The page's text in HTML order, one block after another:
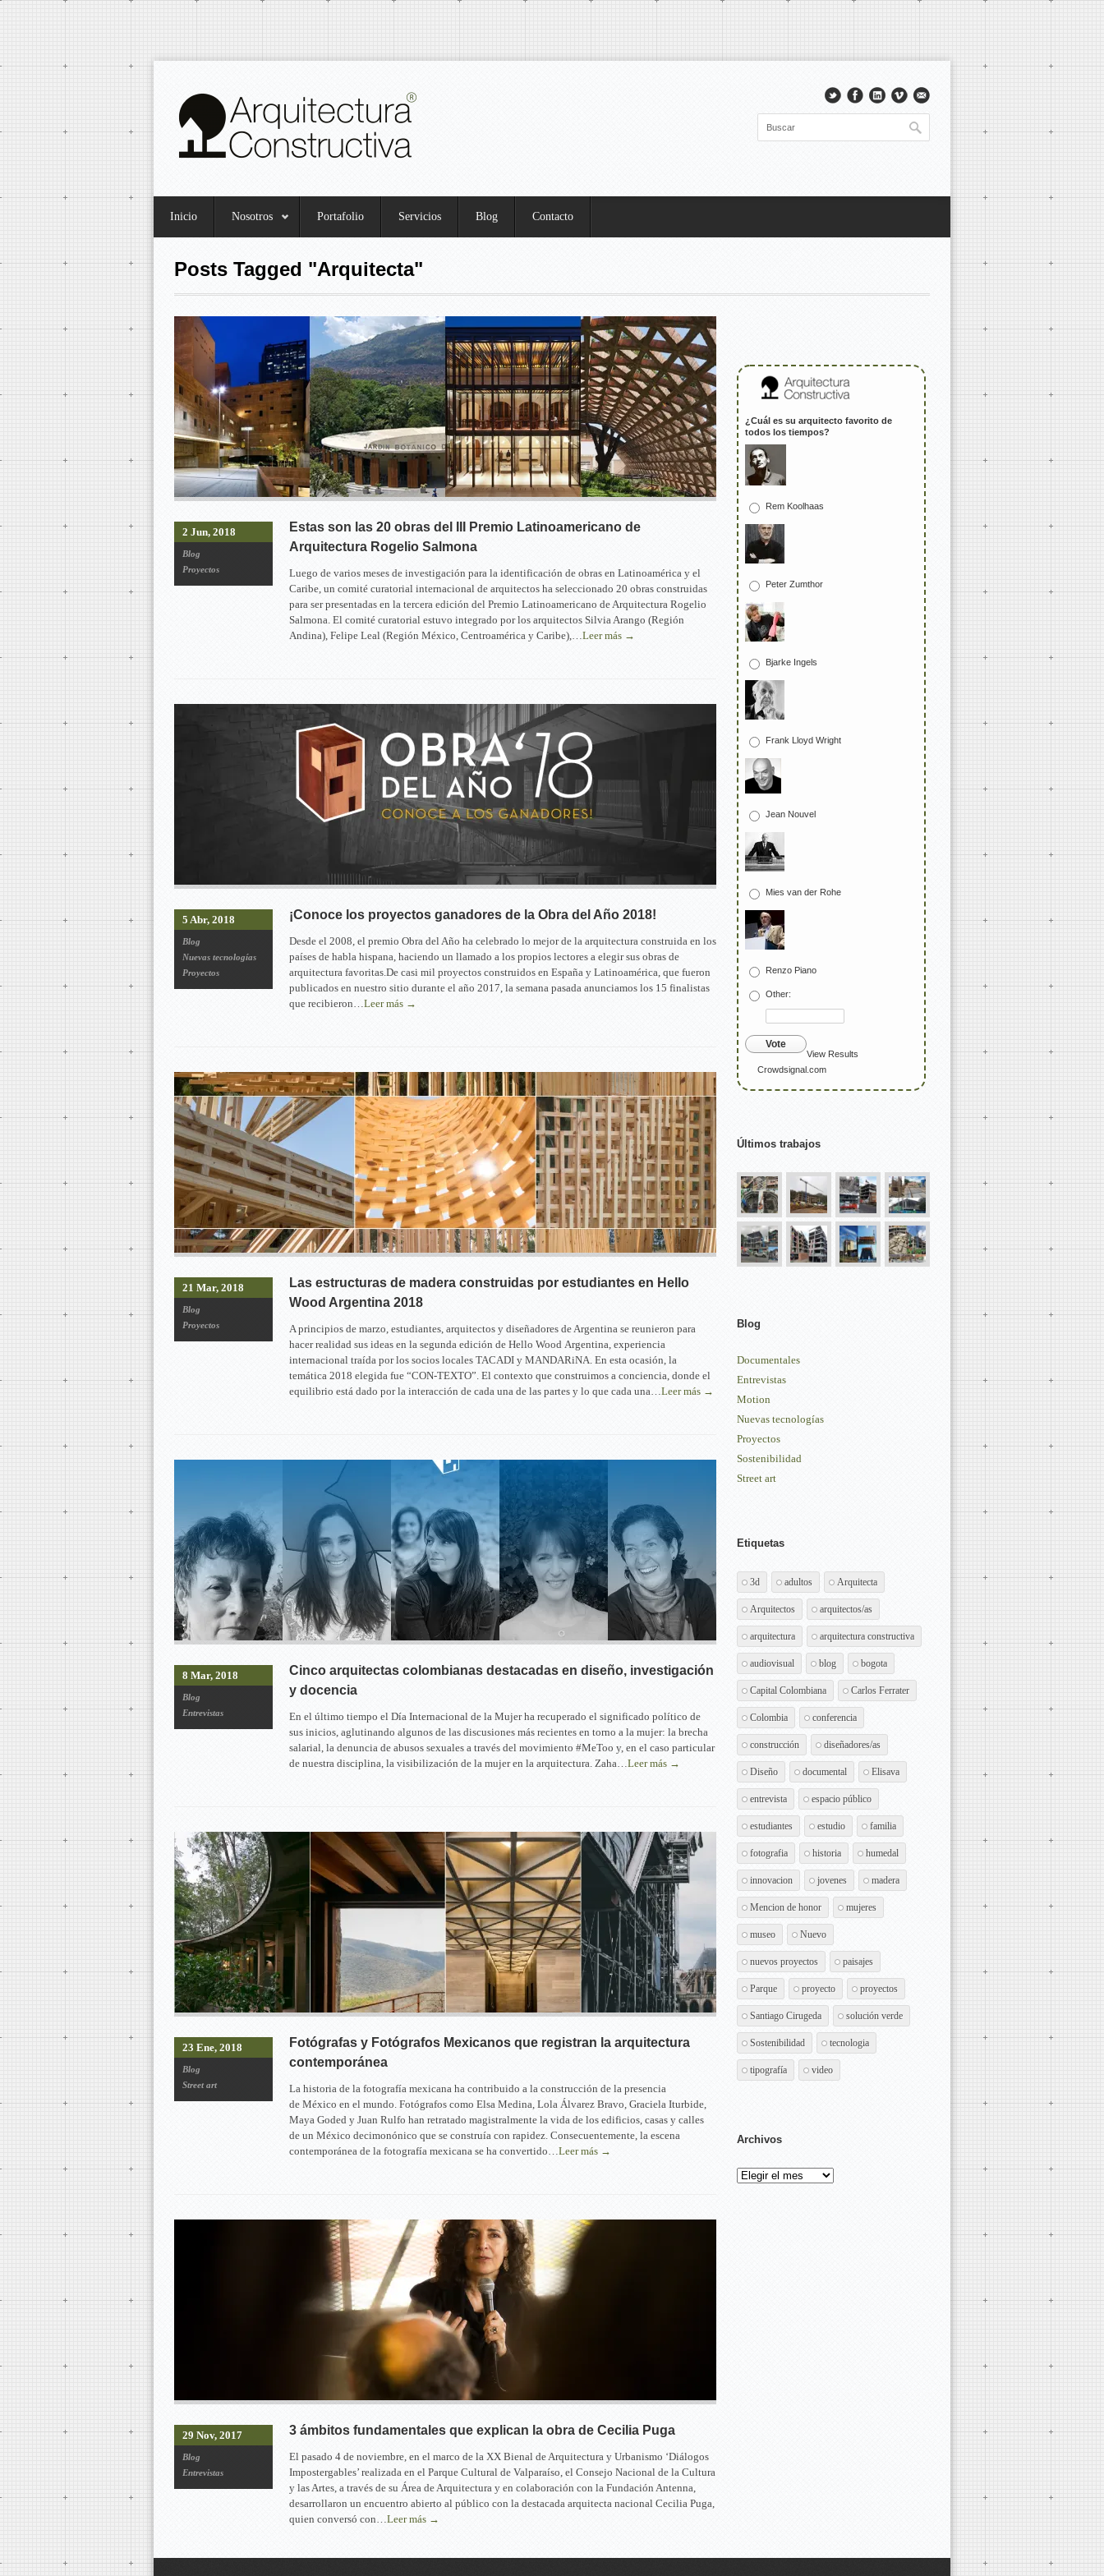
Inicio Nosotros Portafolio Servicios Blog Contacto
Posts Tagged "Arquitecta"
Estas son las 20 obras del III Premio Latinoamericano de
Arquitectura Rogelio Salmona
Luego de varios meses de investigación para la identificación de obras en Latinoamérica y el
Caribe, un comité curatorial internacional de arquitectos ha seleccionado 20 obras construidas
para ser presentadas en la tercera edición del Premio Latinoamericano de Arquitectura Rogelio
Salmona. El comité curatorial estuvo integrado por los arquitectos Silvia Arango (Región
Andina), Felipe Leal (Región México, Centroamérica y Caribe),…Leer más →
2 Jun, 2018
Blog
Proyectos
¡Conoce los proyectos ganadores de la Obra del Año 2018!
Desde el 2008, el premio Obra del Año ha celebrado lo mejor de la arquitectura construida en los
países de habla hispana, haciendo un llamado a los propios lectores a elegir sus obras de
arquitectura favoritas.De casi mil proyectos construidos en España y Latinoamérica, que fueron
publicados en nuestro sitio durante el año 2017, la semana pasada anunciamos los 15 finalistas
que recibieron…Leer más →
5 Abr, 2018
Blog
Nuevas tecnologías
Proyectos
Las estructuras de madera construidas por estudiantes en Hello
Wood Argentina 2018
A principios de marzo, estudiantes, arquitectos y diseñadores de Argentina se reunieron para
hacer realidad sus ideas en la segunda edición de Hello Wood Argentina, experiencia
internacional traída por los socios locales TACADI y MANDARiNA. En esta ocasión, la
temática 2018 elegida fue “CON-TEXTO”. El contexto que construimos a conciencia, donde el
equilibrio está dado por la interacción de cada una de las partes y lo que cada una…Leer más →
21 Mar, 2018
Blog
Proyectos
Cinco arquitectas colombianas destacadas en diseño, investigación
y docencia
En el último tiempo el Día Internacional de la Mujer ha recuperado el significado político de
sus inicios, aglutinando algunos de las discusiones más recientes en torno a la mujer: la brecha
salarial, la denuncia de abusos sexuales a través del movimiento #MeToo y, en el caso particular
de nuestra disciplina, la visibilización de la mujer en la arquitectura. Zaha…Leer más →
8 Mar, 2018
Blog
Entrevistas
Fotógrafas y Fotógrafos Mexicanos que registran la arquitectura
contemporánea
La historia de la fotografía mexicana ha contribuido a la construcción de la presencia
de México en el mundo. Fotógrafos como Elsa Medina, Lola Álvarez Bravo, Graciela Iturbide,
Maya Goded y Juan Rulfo han retratado magistralmente la vida de los edificios, casas y calles
de un México decimonónico que se construía con rapidez. Consecuentemente, la escena
contemporánea de la fotografía mexicana se ha convertido…Leer más →
23 Ene, 2018
Blog
Street art
3 ámbitos fundamentales que explican la obra de Cecilia Puga
El pasado 4 de noviembre, en el marco de la XX Bienal de Arquitectura y Urbanismo ‘Diálogos
Impostergables’ realizada en el Parque Cultural de Valparaíso, el Consejo Nacional de la Cultura
y las Artes, a través de su Área de Arquitectura y en colaboración con la Fundación Antenna,
desarrollaron un encuentro abierto al público con la destacada arquitecta nacional Cecilia Puga,
quien conversó con…Leer más →
29 Nov, 2017
Blog
Entrevistas
¿Cuál es su arquitecto favorito de
todos los tiempos?
Rem Koolhaas
Peter Zumthor
Bjarke Ingels
Frank Lloyd Wright
Jean Nouvel
Mies van der Rohe
Renzo Piano
Other:
Vote
View Results
Crowdsignal.com
Últimos trabajos
Blog
Documentales
Entrevistas
Motion
Nuevas tecnologías
Proyectos
Sostenibilidad
Street art
Etiquetas
3d adultos Arquitecta
Arquitectos arquitectos/as
arquitectura arquitectura constructiva
audiovisual blog bogota
Capital Colombiana Carlos Ferrater
Colombia conferencia
construcción diseñadores/as
Diseño documental Elisava
entrevista espacio público
estudiantes estudio familia
fotografia historia humedal
innovacion jovenes madera
Mencion de honor mujeres
museo Nuevo
nuevos proyectos paisajes
Parque proyecto proyectos
Santiago Cirugeda solución verde
Sostenibilidad tecnologia
tipografía video
Archivos
Archivos